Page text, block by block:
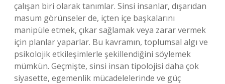
çalışan biri olarak tanımlar. Sinsi insanlar, dışarıdan
masum görünseler de, içten içe başkalarını
manipüle etmek, çıkar sağlamak veya zarar vermek
için planlar yaparlar. Bu kavramın, toplumsal algı ve
psikolojik etkileşimlerle şekillendiğini söylemek
mümkün. Geçmişte, sinsi insan tipolojisi daha çok
siyasette, egemenlik mücadelelerinde ve güç